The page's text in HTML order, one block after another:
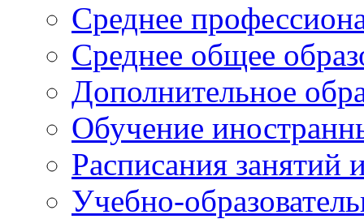
Среднее
Среднее общее
Дополнительное
Обучение
Расписания занятий
Учебно-